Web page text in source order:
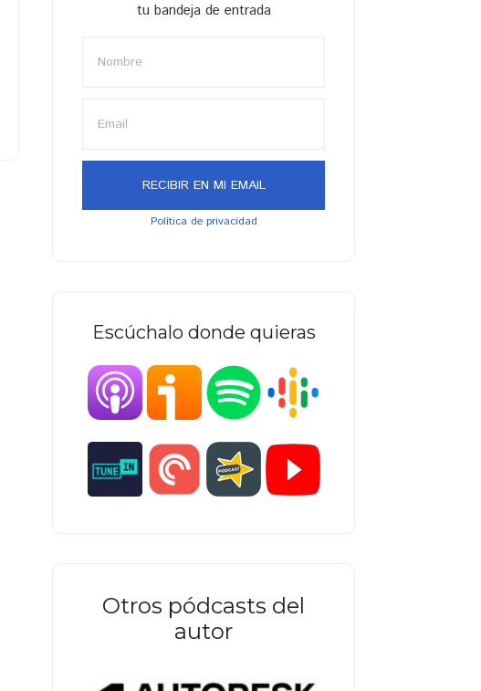
tu bandeja de entrada
Política de privacidad
Escúchalo donde quieras
Otros pódcasts del
autor